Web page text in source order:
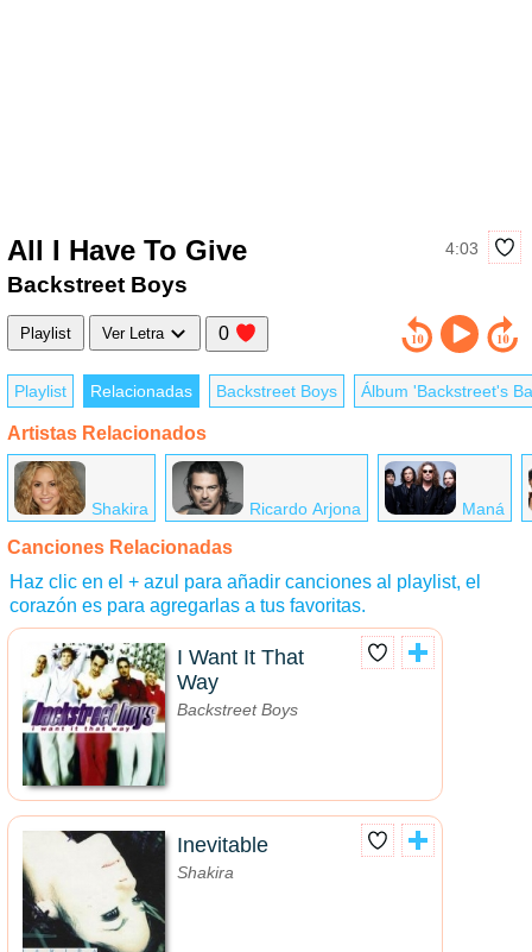
All I Have To Give 4:03
Backstreet Boys
Playlist Ver Letra 0
Playlist Relacionadas Backstreet Boys Álbum 'Backstreet's
Artistas Relacionados
Shakira Ricardo Arjona Maná
Canciones Relacionadas
Haz clic en el + azul para añadir canciones al playlist, el
corazón es para agregarlas a tus favoritas.
I Want It That
Way
Backstreet Boys
Inevitable
Shakira